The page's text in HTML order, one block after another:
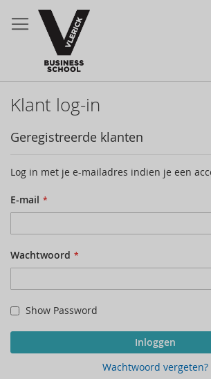
Klant log-in
Geregistreerde klanten
Log in met je e-mailadres indien je een
E-mail
Wachtwoord
Show Password
Inloggen
Wachtwoord vergeten?